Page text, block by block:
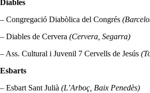
Diables
– Congregació Diabòlica del Congrés
– Diables de Cervera (Cervera, Segarra)
– Ass. Cultural i Juvenil 7 Cervells de Jesús
Esbarts
– Esbart Sant Julià (L’Arboç, Baix Penedès)